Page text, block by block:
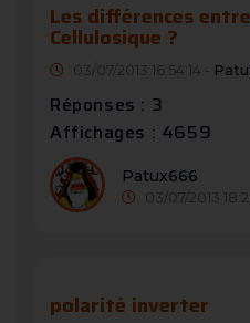
Les différences
Cellulosique ?
03/07/2013 16:54:14 -
Réponses : 3
Affichages : 4659
Patux666
03/07/2013
polarité inverter